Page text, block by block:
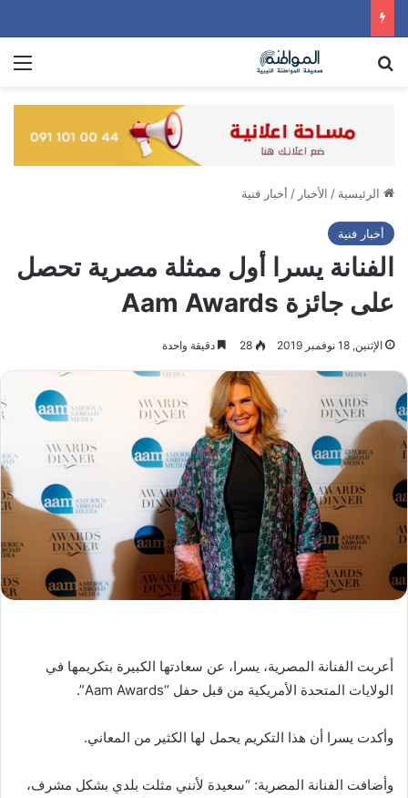
الرئيسية / الأخبار / أخبار فنية
أخبار فنية
الفنانة يسرا أول ممثلة مصرية تحصل
على جائزة Aam Awards
الإثنين, 18 نوفمبر 2019 28 دقيقة واحدة
أعربت الفنانة المصرية، يسرا، عن سعادتها الكبيرة بتكريمها في
الولايات المتحدة الأمريكية من قبل حفل “Aam Awards”.
وأكدت يسرا أن هذا التكريم يحمل لها الكثير من المعاني.
وأضافت الفنانة المصرية: “سعيدة لأنني مثلت بلدي بشكل مشرف،